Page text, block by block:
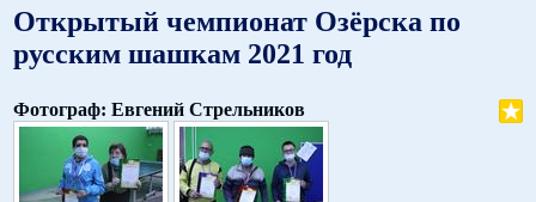
Открытый чемпионат Озёрска по
русским шашкам 2021 год
Фотограф: Евгений Стрельников